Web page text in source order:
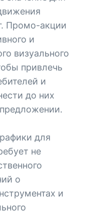
Промо-акции
и
визуального
привлечь
и
до них
для
не
о
и